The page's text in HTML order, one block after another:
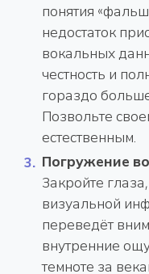
понятия
недостаток
вокальных
честность и
гораздо
Позвольте
естественным.
Погружение
Закройте
визуальной
переведёт
внутренние
темноте за